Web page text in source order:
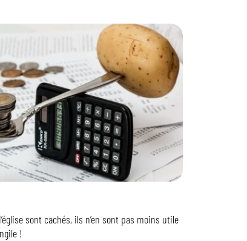
sont cachés, ils n’en sont pas moins utile
!